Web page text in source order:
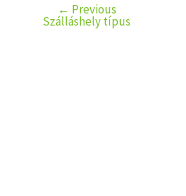
← Previous
Szálláshely típus